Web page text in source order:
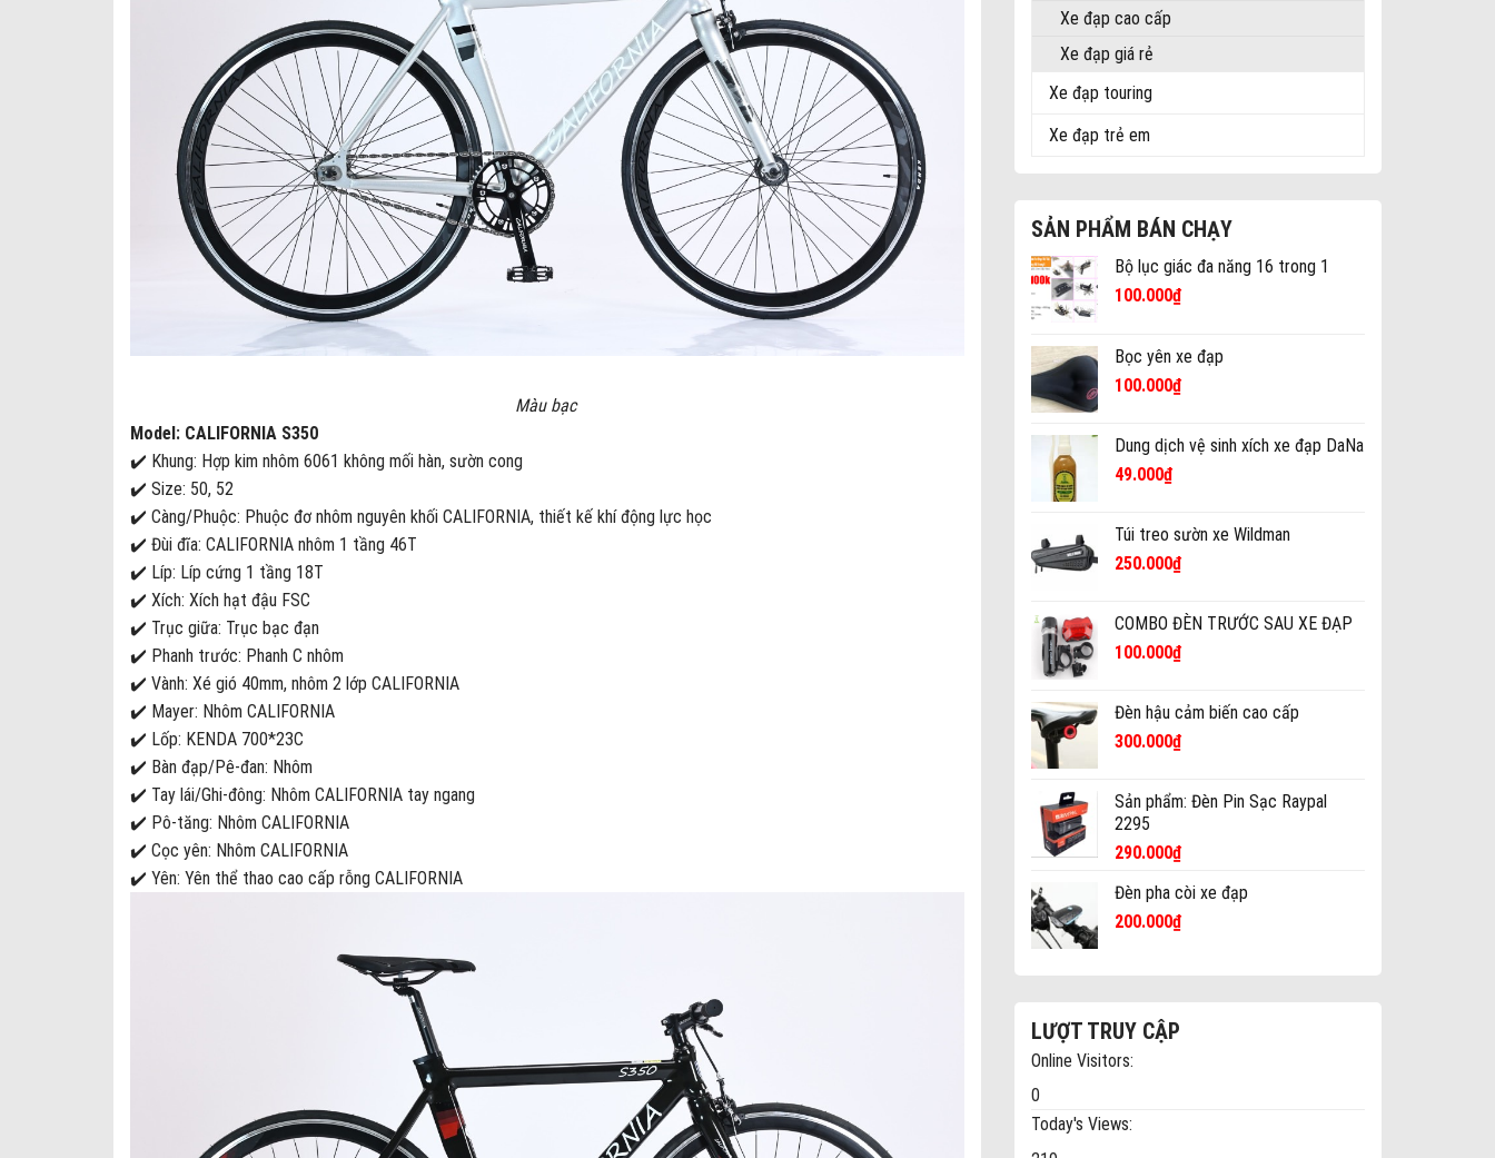
Xe đạp cao cấp
Xe đạp giá rẻ
Xe đạp touring
Xe đạp trẻ em
SẢN PHẨM BÁN CHẠY
Bộ lục giác đa năng 16 trong 1
100.000₫
Bọc yên xe đạp
100.000₫
Dung dịch vệ sinh xích xe đạp DaNa
49.000₫
Túi treo sườn xe Wildman
250.000₫
COMBO ĐÈN TRƯỚC SAU XE ĐẠP
100.000₫
Đèn hậu cảm biến cao cấp
300.000₫
Sản phẩm: Đèn Pin Sạc Raypal
2295
290.000₫
Đèn pha còi xe đạp
200.000₫
LƯỢT TRUY CẬP
Online Visitors:
0
Today's Views:
Màu bạc
Model: CALIFORNIA S350
✔️ Khung: Hợp kim nhôm 6061 không mối hàn, sườn cong
✔️ Size: 50, 52
✔️ Càng/Phuộc: Phuộc đơ nhôm nguyên khối CALIFORNIA, thiết kế khí động lực học
✔️ Đùi đĩa: CALIFORNIA nhôm 1 tầng 46T
✔️ Líp: Líp cứng 1 tầng 18T
✔️ Xích: Xích hạt đậu FSC
✔️ Trục giữa: Trục bạc đạn
✔️ Phanh trước: Phanh C nhôm
✔️ Vành: Xé gió 40mm, nhôm 2 lớp CALIFORNIA
✔️ Mayer: Nhôm CALIFORNIA
✔️ Lốp: KENDA 700*23C
✔️ Bàn đạp/Pê-đan: Nhôm
✔️ Tay lái/Ghi-đông: Nhôm CALIFORNIA tay ngang
✔️ Pô-tăng: Nhôm CALIFORNIA
✔️ Cọc yên: Nhôm CALIFORNIA
✔️ Yên: Yên thể thao cao cấp rỗng CALIFORNIA